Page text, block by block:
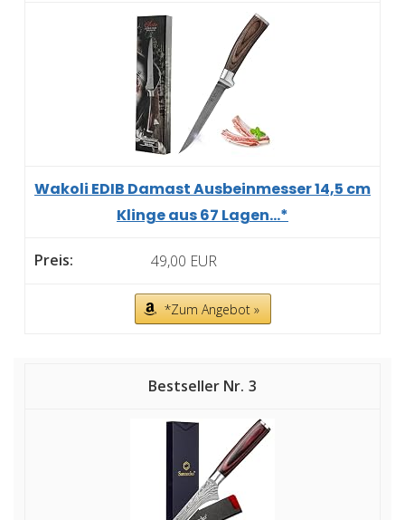
Wakoli EDIB Damast Ausbeinmesser 14,5 cm
Klinge aus 67 Lagen...*
49,00 EUR
*Zum Angebot »
3